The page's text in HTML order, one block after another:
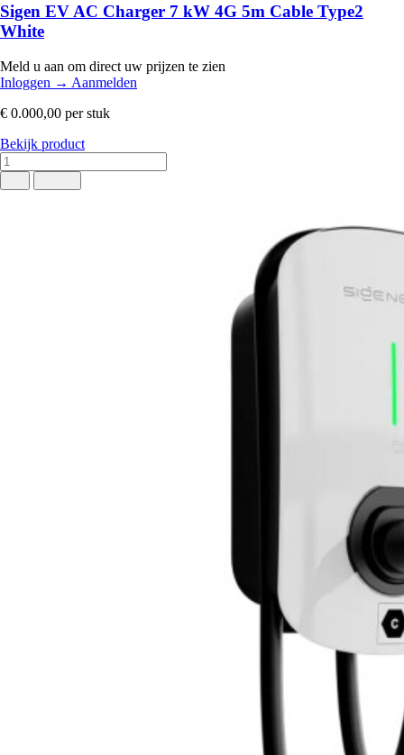
Sigen EV AC Charger 7 kW 4G 5m Cable Type2
White
Meld u aan om direct uw prijzen te zien
Inloggen → Aanmelden
€ 0.000,00 per stuk
Bekijk product